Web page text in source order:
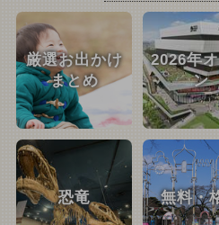
厳選お出かけ
まとめ
2026年
ン
恐竜 無料・